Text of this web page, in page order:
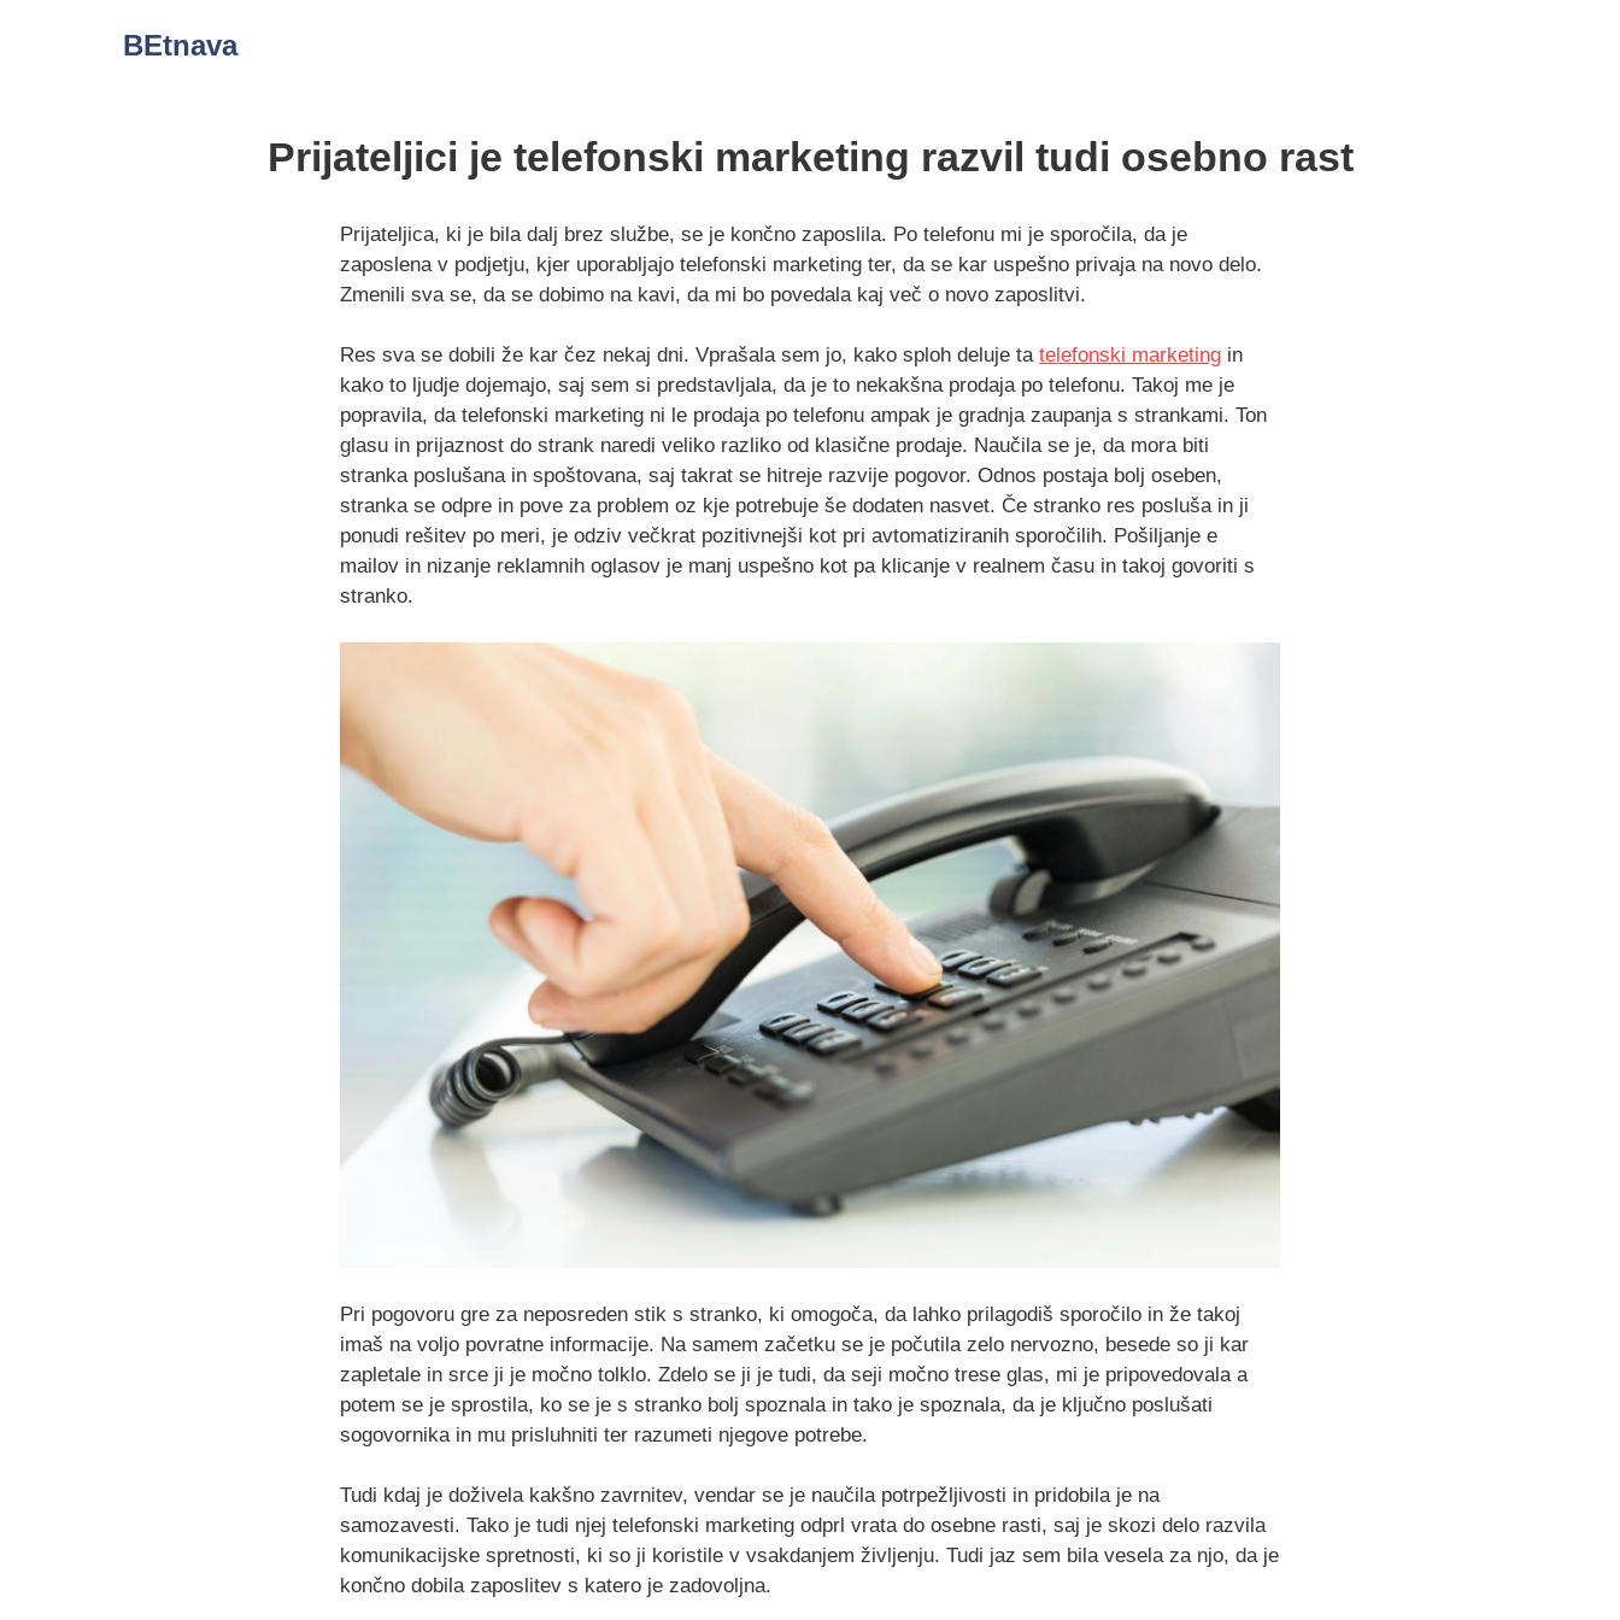
BEtnava
Prijateljici je telefonski marketing razvil tudi osebno rast
Prijateljica, ki je bila dalj brez službe, se je končno zaposlila. Po telefonu mi je sporočila, da je
zaposlena v podjetju, kjer uporabljajo telefonski marketing ter, da se kar uspešno privaja na novo delo.
Zmenili sva se, da se dobimo na kavi, da mi bo povedala kaj več o novo zaposlitvi.
Res sva se dobili že kar čez nekaj dni. Vprašala sem jo, kako sploh deluje ta telefonski marketing in
kako to ljudje dojemajo, saj sem si predstavljala, da je to nekakšna prodaja po telefonu. Takoj me je
popravila, da telefonski marketing ni le prodaja po telefonu ampak je gradnja zaupanja s strankami. Ton
glasu in prijaznost do strank naredi veliko razliko od klasične prodaje. Naučila se je, da mora biti
stranka poslušana in spoštovana, saj takrat se hitreje razvije pogovor. Odnos postaja bolj oseben,
stranka se odpre in pove za problem oz kje potrebuje še dodaten nasvet. Če stranko res posluša in ji
ponudi rešitev po meri, je odziv večkrat pozitivnejši kot pri avtomatiziranih sporočilih. Pošiljanje e
mailov in nizanje reklamnih oglasov je manj uspešno kot pa klicanje v realnem času in takoj govoriti s
stranko.
Pri pogovoru gre za neposreden stik s stranko, ki omogoča, da lahko prilagodiš sporočilo in že takoj
imaš na voljo povratne informacije. Na samem začetku se je počutila zelo nervozno, besede so ji kar
zapletale in srce ji je močno tolklo. Zdelo se ji je tudi, da seji močno trese glas, mi je pripovedovala a
potem se je sprostila, ko se je s stranko bolj spoznala in tako je spoznala, da je ključno poslušati
sogovornika in mu prisluhniti ter razumeti njegove potrebe.
Tudi kdaj je doživela kakšno zavrnitev, vendar se je naučila potrpežljivosti in pridobila je na
samozavesti. Tako je tudi njej telefonski marketing odprl vrata do osebne rasti, saj je skozi delo razvila
komunikacijske spretnosti, ki so ji koristile v vsakdanjem življenju. Tudi jaz sem bila vesela za njo, da je
končno dobila zaposlitev s katero je zadovoljna.